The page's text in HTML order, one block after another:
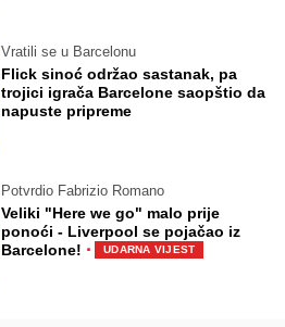
Vratili se u Barcelonu
Flick sinoć održao sastanak, pa
trojici igrača Barcelone saopštio da
napuste pripreme
Potvrdio Fabrizio Romano
Veliki "Here we go" malo prije
ponoći - Liverpool se pojačao iz
Barcelone! · UDARNA VIJEST